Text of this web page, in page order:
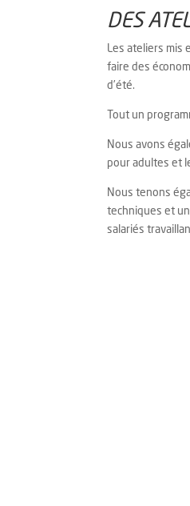
DES
Les ateliers mis
faire des
d’été.
Tout un
Nous avons
pour adultes et
Nous tenons
techniques et
salariés